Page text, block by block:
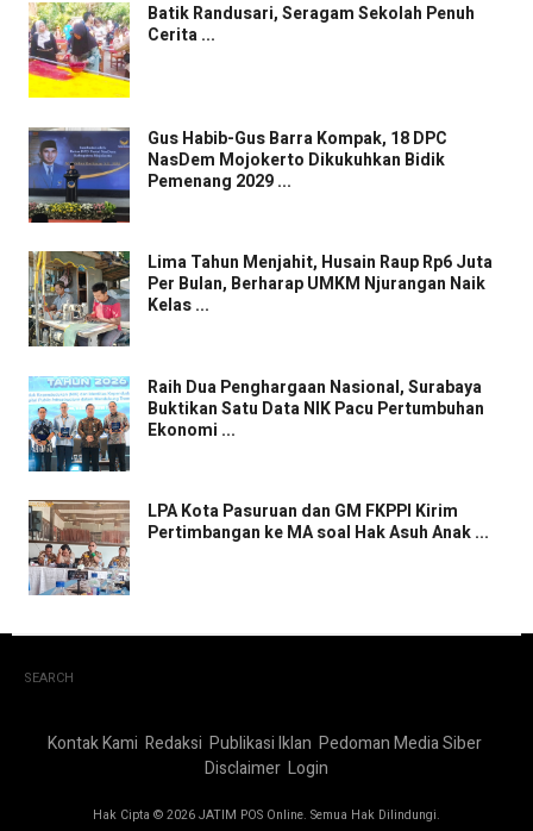
Batik Randusari, Seragam Sekolah Penuh
Cerita ...
Gus Habib-Gus Barra Kompak, 18 DPC
NasDem Mojokerto Dikukuhkan Bidik
Pemenang 2029 ...
Lima Tahun Menjahit, Husain Raup Rp6 Juta
Per Bulan, Berharap UMKM Njurangan Naik
Kelas ...
Raih Dua Penghargaan Nasional, Surabaya
Buktikan Satu Data NIK Pacu Pertumbuhan
Ekonomi ...
LPA Kota Pasuruan dan GM FKPPI Kirim
Pertimbangan ke MA soal Hak Asuh Anak ...
SEARCH
Kontak Kami Redaksi Publikasi Iklan Pedoman Media Siber
Disclaimer Login
Hak Cipta © 2026 JATIM POS Online. Semua Hak Dilindungi.